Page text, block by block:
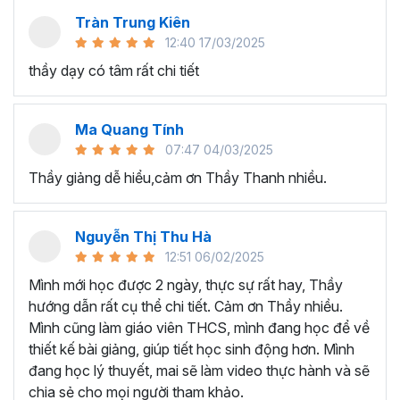
âm thanh ấn tượng cho các dự án cá nhân, quảng
cáo kinh doanh hoặc chiến dịch truyền thông xã hội.
Biết cách tối ưu hóa nội dung của bạn cho nhiều
nền tảng khác nhau để tiếp cận và thu hút nhiều đối
Nắm được phương pháp tìm kiếm nguồn tài nguyên
hình ảnh, âm thanh và video để sáng tạo video AI
cho riêng mình.
Biết cách tạo các câu lệnh cho AI chuẩn để tạo kết
Làm cho video của bạn trở nên sống động bằng
giọng nói tự nhiên và hấp dẫn bằng công nghệ
chuyển văn bản thành giọng nói miễn phí.
Thành thạo thực hànhtạo video bằng AIđa dạng
như video mở đầu, video thông nghiệp, video hoạt
hình, video quảng cáo, video tua nhanh 1 - 100
tuổi,...
Tràn Trung Kiên
12:40 17/03/2025
thầy dạy có tâm rất chi tiết
Ma Quang Tính
07:47 04/03/2025
Thầy giảng dễ hiểu,cảm ơn Thầy Thanh nhiều.
Nguyễn Thị Thu Hà
12:51 06/02/2025
Mình mới học được 2 ngày, thực sự rất hay, Thầy
hướng dẫn rất cụ thể chi tiết. Cảm ơn Thầy nhiều.
Mình cũng làm giáo viên THCS, mình đang học để về
thiết kế bài giảng, giúp tiết học sinh động hơn. Mình
đang học lý thuyết, mai sẽ làm video thực hành và sẽ
chia sẻ cho mọi người tham khảo.